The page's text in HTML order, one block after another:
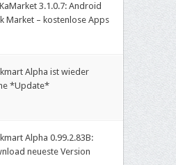
3.1.0.7: Android
Market – kostenlose Apps
Alpha ist wieder
*Update*
Alpha 0.99.2.83B:
neueste Version